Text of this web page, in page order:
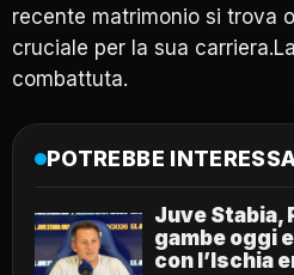
recente matrimonio si trova
cruciale per la sua
combattuta.
POTREBBE
Juve Stabia,
gambe oggi
con l’Ischia